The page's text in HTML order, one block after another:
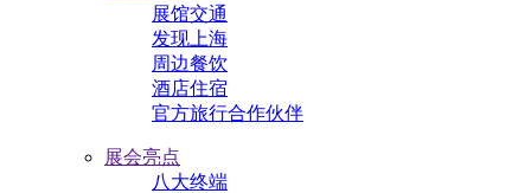
展馆交通
发现上海
周边餐饮
酒店住宿
官方旅行合作伙伴
展会亮点
八大终端